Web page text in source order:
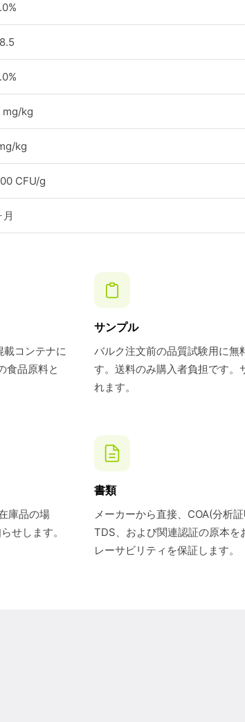
mg/kg
kg
CFU/g
コンテナに
食品原料と
サンプル
バルク注文前の品質試験用に無
す。送料のみ購入者負担です。
れます。
庫品の場
せします。
書類
メーカーから直接、COA(分析
TDS、および関連認証の原本を
レーサビリティを保証します。